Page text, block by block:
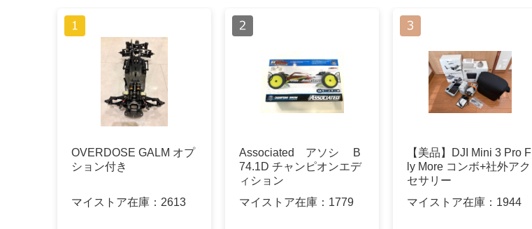
OVERDOSE GALM オプ
ション付き
マイストア在庫： 2613
Associated アソシ B
74.1D チャンピオンエデ
ィション
マイストア在庫： 1779
【美品】DJI Mini 3 Pro F
ly More コンボ+社外アク
セサリー
マイストア在庫： 1944